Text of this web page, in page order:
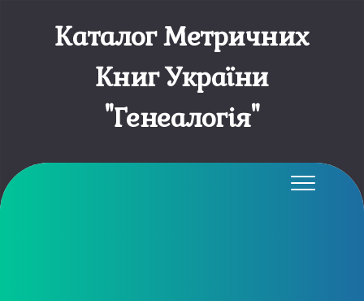
Каталог Метричних
Книг України
"Генеалогія"